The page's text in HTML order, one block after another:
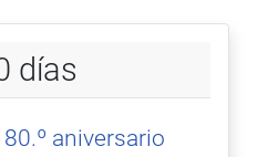
días
aniversario